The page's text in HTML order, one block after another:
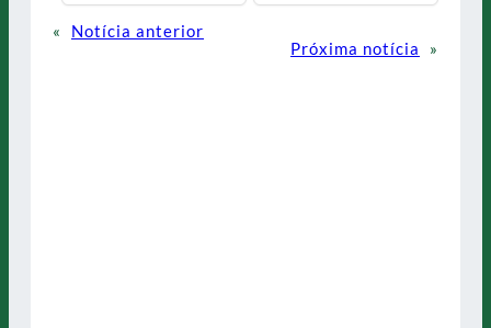
«
Notícia anterior
Próxima notícia
»